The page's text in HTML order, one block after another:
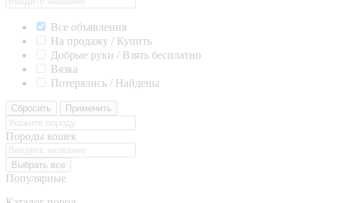
Все объявления
На продажу / Купить
Добрые руки / Взять бесплатно
Вязка
Потерялись / Найдены
Сбросить Применить
Породы кошек
Выбрать все
Популярные